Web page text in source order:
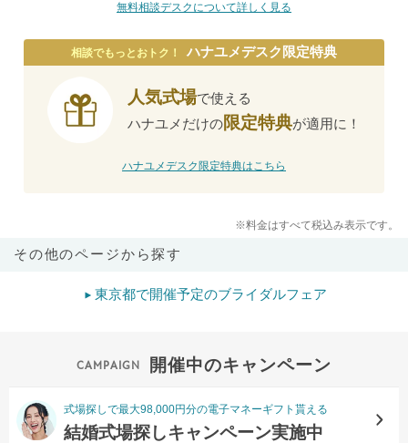
無料相談デスクについて詳しく見る
相談でもっとおトク！ ハナユメデスク限定特典
人気式場で使える
ハナユメだけの限定特典が適用に！
ハナユメデスク限定特典はこちら
※料金はすべて税込み表示です。
その他のページから探す
東京都で開催予定のブライダルフェア
開催中のキャンペーン
式場探しで最大98,000円分の電子マネーギフト貰える
結婚式場探しキャンペーン実施中